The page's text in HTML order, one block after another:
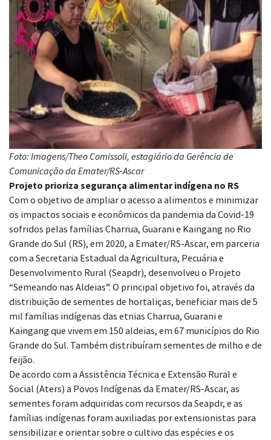
Foto: Imagens/Theo Comissoli, estagiário da Gerência de
Comunicação da Emater/RS-Ascar
Projeto prioriza segurança alimentar indígena no RS
Com o objetivo de ampliar o acesso a alimentos e minimizar
os impactos sociais e econômicos da pandemia da Covid-19
sofridos pelas famílias Charrua, Guarani e Kaingang no Rio
Grande do Sul (RS), em 2020, a Emater/RS-Ascar, em parceria
com a Secretaria Estadual da Agricultura, Pecuária e
Desenvolvimento Rural (Seapdr), desenvolveu o Projeto
“Semeando nas Aldeias”. O principal objetivo foi, através da
distribuição de sementes de hortaliças, beneficiar mais de 5
mil famílias indígenas das etnias Charrua, Guarani e
Kaingang que vivem em 150 aldeias, em 67 municípios do Rio
Grande do Sul. Também distribuíram sementes de milho e de
feijão.
De acordo com a Assistência Técnica e Extensão Rural e
Social (Aters) a Povos Indígenas da Emater/RS-Ascar, as
sementes foram adquiridas com recursos da Seapdr, e as
famílias indígenas foram auxiliadas por extensionistas para
sensibilizar e orientar sobre o cultivo das espécies e os